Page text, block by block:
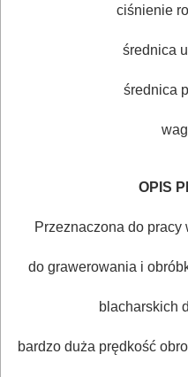
BUDOWLANE
BRUKARSKIE
METALU
WARSZTATOWE
NARZĘDZIA
ciśnienie
średnica
średnica
OPIS
Przeznaczona do pracy
do grawerowania i
blacharskich
bardzo duża prędkość